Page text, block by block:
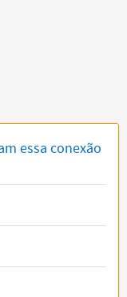
essa conexão